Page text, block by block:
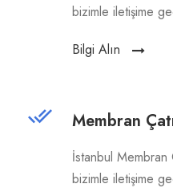
bizimle iletişime
Bilgi Alın
Membran
İstanbul Membran
bizimle iletişime